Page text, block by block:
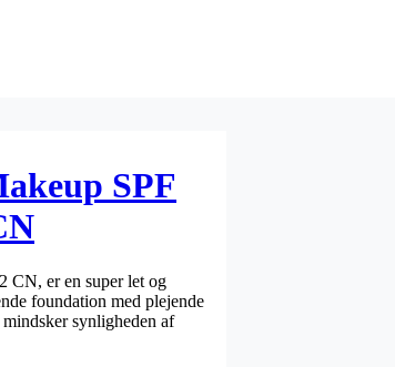
SPF
CN, er en super let og
foundation med plejende
synligheden af